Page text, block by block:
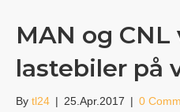
MAN og CNL
lastebiler på
By tl24 | 25.Apr.2017 | 0